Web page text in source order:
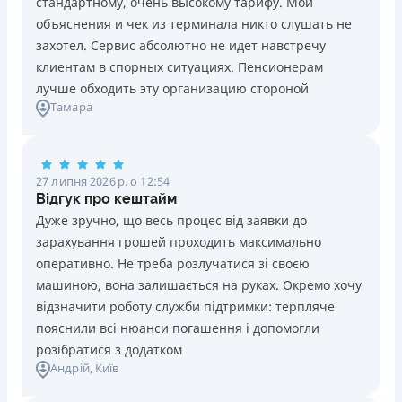
Ліцензія НБУ №10
Вся інформація про кредит
Знижена процентна ставка 0,01% в день для нових
клієнтів на період від 3 до 30 днів (після цього діє
стандартна ставка 1%)
Запитуються лише дані паспорта, ІПН, номер
банківської картки й телефону
Оформляються кредити онлайн 24/7. Розглядаються
кредитною історією
Переказуються гроші на банківську картку відразу
після підписання електронного договору про надання
кредиту
Даруються знижки до -99% постійним клієнтам на
майбутні кредити згідно з програмою лояльності
Програма лояльності для постійних клієнтів
Цілодобова підтримка в Viber, Telegram, Facebook
Недоліки
Нема кредиту для юросіб (ФОП)
объяснения и чек из терминала никто слушать не
захотел. Сервис абсолютно не идет навстречу
клиентам в спорных ситуациях. Пенсионерам
лучше обходить эту организацию стороной
Тамара
27 липня 2026 р. о 12:54
Відгук про кештайм
Дуже зручно, що весь процес від заявки до
зарахування грошей проходить максимально
оперативно. Не треба розлучатися зі своєю
машиною, вона залишається на руках. Окремо хочу
відзначити роботу служби підтримки: терпляче
пояснили всі нюанси погашення і допомогли
розібратися з додатком
Андрій, Київ